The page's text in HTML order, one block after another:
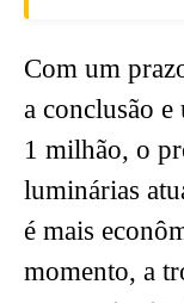
Com um
a conclusão
1 milhão, o
luminárias
é mais
momento, a